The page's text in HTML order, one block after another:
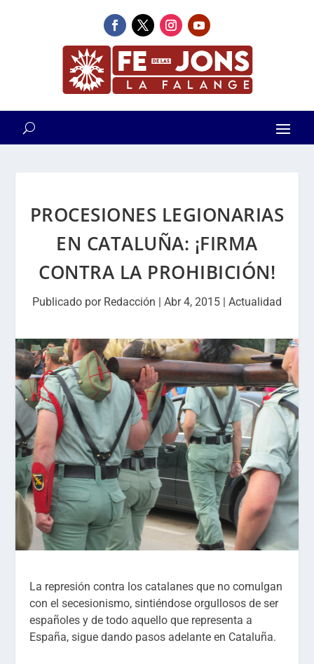
PROCESIONES LEGIONARIAS
EN CATALUÑA: ¡FIRMA
CONTRA LA PROHIBICIÓN!
Publicado por Redacción | Abr 4, 2015 | Actualidad
La represión contra los catalanes que no comulgan
con el secesionismo, sintiéndose orgullosos de ser
españoles y de todo aquello que representa a
España, sigue dando pasos adelante en Cataluña.